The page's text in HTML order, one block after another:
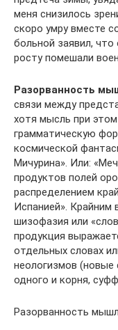
меня снизилось
скоро умру вместе
больной заявил, что
росту помешали
Разорванность
связи между
хотя мысль при
грамматическую
космической
Мичурина». Или:
про­дуктов полей
распределением
Испанией». Крайним
шизофазия или
продукция
отдельных словах
неологизмов (новые
одного и корня,
Разорванность